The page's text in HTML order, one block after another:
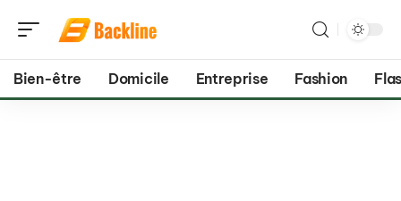
Bien-être Domicile Entreprise Fashion